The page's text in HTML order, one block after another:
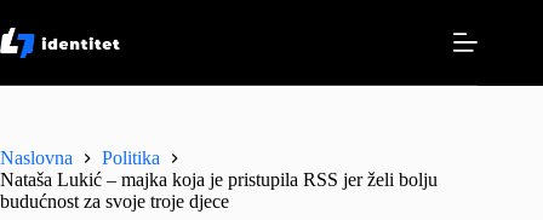
to
content
Naslovna
Politika
Nataša Lukić – majka koja je pristupila RSS jer želi bolju
budućnost za svoje troje djece